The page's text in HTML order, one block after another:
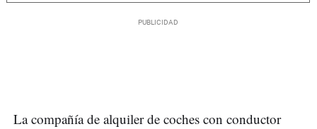
La compañía de alquiler de coches con conductor